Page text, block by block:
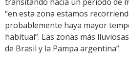
“en esta zona estamos
probablemente haya mayor
habitual”. Las zonas más
de Brasil y la Pampa argentina”.